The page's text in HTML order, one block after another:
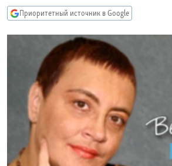
главной
навигации
Вернутся
IDEL.РЕАЛИИ
КАВКАЗ.РЕАЛИИ
СЕВЕР.РЕАЛИИ
СИБИРЬ.РЕАЛИИ
РАСПИСАНИЕ ВЕЩАНИЯ
ПОДПИШИТЕСЬ НА РАССЫЛКУ
СОЦИАЛЬНЫЕ СЕТИ
Приоритетный источник в Google